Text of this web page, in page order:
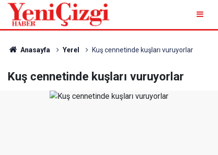
Anasayfa Yerel Kuş cennetinde kuşları vuruyorlar
Kuş cennetinde kuşları vuruyorlar